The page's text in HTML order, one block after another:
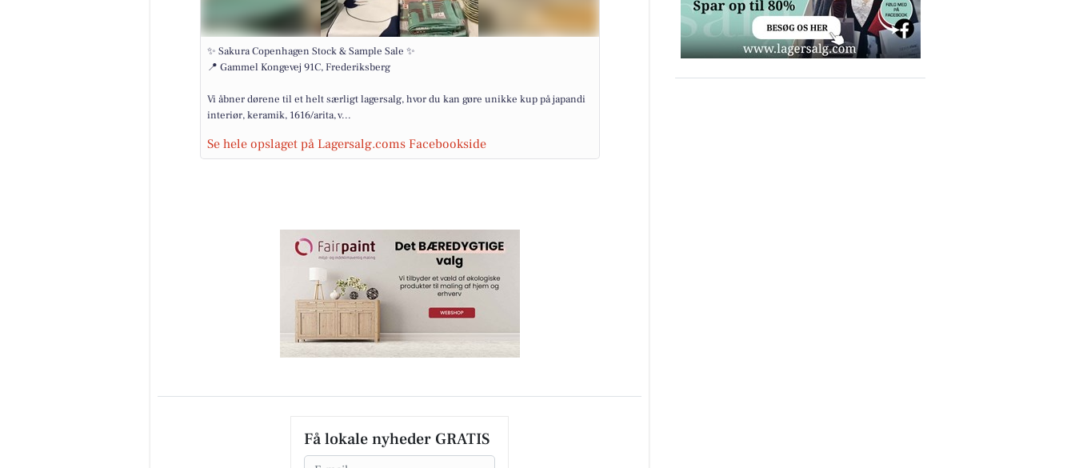
✨ Sakura Copenhagen Stock & Sample Sale ✨
📍 Gammel Kongevej 91C, Frederiksberg
Vi åbner dørene til et helt særligt lagersalg, hvor du kan gøre unikke kup på japandi
interiør, keramik, 1616/arita, v...
Se hele opslaget på Lagersalg.coms Facebookside
Få lokale nyheder GRATIS
Email